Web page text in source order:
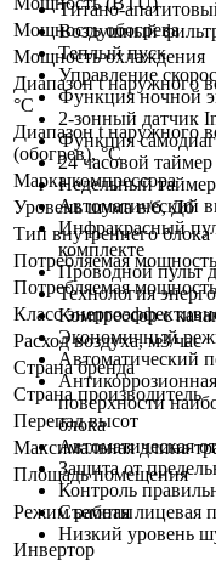
Титано-
Воздушный
Теплый пуск
Управление
Функция ночной
2-зонный датчик
Функция
24 часовой таймер
Недельный таймер
Автоматический
Инфракрасный
комплекте
Проводной пульт
Технология
Компрессор с
Экономичный
Автоматический
поверхности
блока
Автоматическая
Защита от
Контроль
Съемная лицевая
Низкий уровень
Мощность обогрева
Мощность охлаждения
Диапазон t наружного
°C
Диапазон t наружного
(обогрев), °C
Марка компрессора
Уровень шума в/б, Дб
Тип внутреннего блока
Потребляемая
Потребляемая
Класс
Расход воздуха, м3/час
Страна бренда
Страна производитель
Перепад высот
Максимальная длина
Площадь помещения
Режим работы
Инвертор